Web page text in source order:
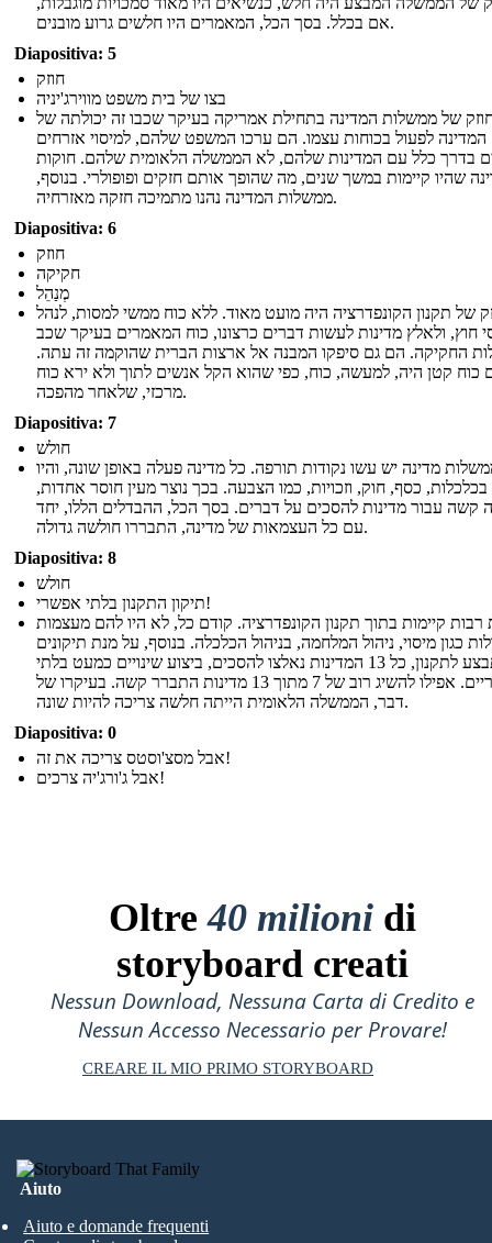
אם בכלל. בסך הכל, המאמרים היו חלשים גרוע מובנים.
Diapositiva: 5
חוזק
בצו של בית משפט מווירג'יניה
של ממשלות המדינה בתחילת אמריקה בעיקר שכבו זה יכולתה של
המדינה לפעול בכוחות עצמו. הם ערכו המשפט שלהם, למיסוי אזרחים
בדרך כלל עם המדינות שלהם, לא הממשלה הלאומית שלהם. חוקות
שהיו קיימות במשך שנים, מה שהופך אותם חזקים ופופולרי. בנוסף,
ממשלות המדינה נהנו מתמיכה חזקה מאזרחיה.
Diapositiva: 6
חוזק
חקיקה
מְנַהֵל
של תקנון הקונפדרציה היה מועט מאוד. ללא כוח ממשי למסות, לנהל
חוץ, ולאלץ מדינות לעשות דברים כרצונו, כוח המאמרים בעיקר שכב
החקיקה. הם גם סיפקו המבנה אל ארצות הברית שהוקמה זה עתה.
כוח קטן היה, למעשה, כוח, כפי שהוא הקל אנשים לתוך ולא ירא כוח
מרכזי, שלאחר מהפכה.
Diapositiva: 7
חולש
מדינה יש עשו נקודות תורפה. כל מדינה פעלה באופן שונה, והיו
בכלכלות, כסף, חוק, וזכויות, כמו הצבעה. בכך נוצר מעין חוסר אחדות,
קשה עבור מדינות להסכים על דברים. בסך הכל, ההבדלים הללו, יחד
עם כל העצמאות של מדינה, התבררו חולשה גדולה.
Diapositiva: 8
חולש
תיקון התקנון בלתי אפשרי!
רבות קיימות בתוך תקנון הקונפדרציה. קודם כל, לא היו להם מעצמות
כגון מיסוי, ניהול המלחמה, בניהול הכלכלה. בנוסף, על מנת תיקונים
להתבצע לתקנון, כל 13 המדינות נאלצו להסכים, ביצוע שינויים כמעט בלתי
אפשריים. אפילו להשיג רוב של 7 מתוך 13 מדינות התברר קשה. בעיקרו של
דבר, הממשלה הלאומית הייתה חלשה צריכה להיות שונה.
Diapositiva: 0
אבל מסצ'וסטס צריכה את זה!
אבל ג'ורג'יה צרכים!
Oltre40 milioni di
storyboard creati
Nessun Download, Nessuna Carta di Credito e
Nessun Accesso Necessario per Provare!
CREARE IL MIO PRIMO STORYBOARD
Aiuto
Aiuto e domande frequenti